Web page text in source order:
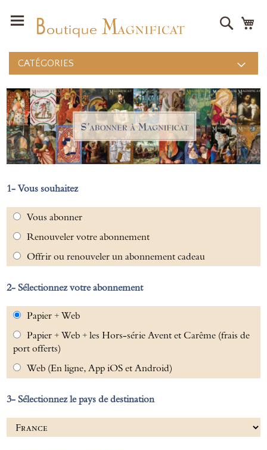
CATÉGORIES
Vous souhaitez
Vous abonner
Renouveler votre abonnement
Offrir ou renouveler un abonnement cadeau
Sélectionnez votre abonnement
Papier + Web
Papier + Web + les Hors-série Avent et Carême (frais de
port offerts)
Web (En ligne, App iOS et Android)
Sélectionnez le pays de destination